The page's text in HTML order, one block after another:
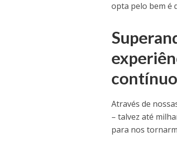
opta pelo bem é
contínuo
Através de
– talvez até
para nos